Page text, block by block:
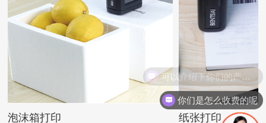
泡沫箱打印 纸张打印
你们是怎么收费的呢